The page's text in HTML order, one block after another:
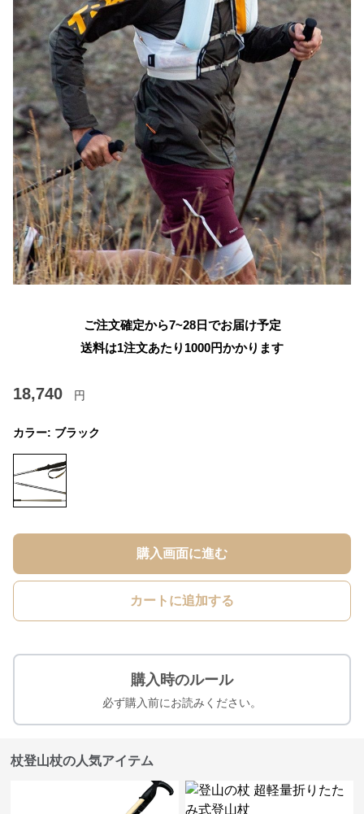
ご注文確定から7~28日でお届け予定
送料は1注文あたり 1000円かかります
18,740 円
カラー: ブラック
購入画面に進む
カートに追加する
購入時のルール
必ず購入前にお読みください。
杖登山杖の人気アイテム